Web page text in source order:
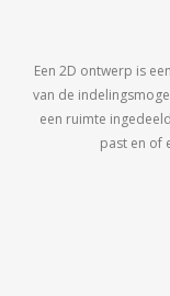
Een 2D ontwerp is
van de
een ruimte
past en of